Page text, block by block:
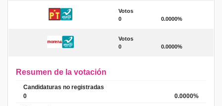
Votos
0
0.0000%
Votos
0
0.0000%
Resumen de la votación
Candidaturas no registradas
0
0.0000%